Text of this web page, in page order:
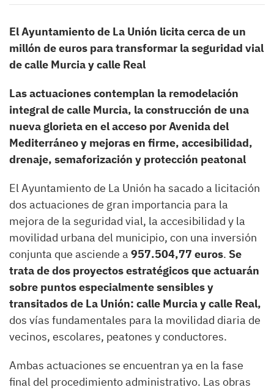
El Ayuntamiento de La Unión licita cerca de un
millón de euros para transformar la seguridad vial
de calle Murcia y calle Real
Las actuaciones contemplan la remodelación
integral de calle Murcia, la construcción de una
nueva glorieta en el acceso por Avenida del
Mediterráneo y mejoras en firme, accesibilidad,
drenaje, semaforización y protección peatonal
El Ayuntamiento de La Unión ha sacado a licitación
dos actuaciones de gran importancia para la
mejora de la seguridad vial, la accesibilidad y la
movilidad urbana del municipio, con una inversión
conjunta que asciende a 957.504,77 euros. Se
trata de dos proyectos estratégicos que actuarán
sobre puntos especialmente sensibles y
transitados de La Unión: calle Murcia y calle Real,
dos vías fundamentales para la movilidad diaria de
vecinos, escolares, peatones y conductores.
Ambas actuaciones se encuentran ya en la fase
final del procedimiento administrativo. Las obras